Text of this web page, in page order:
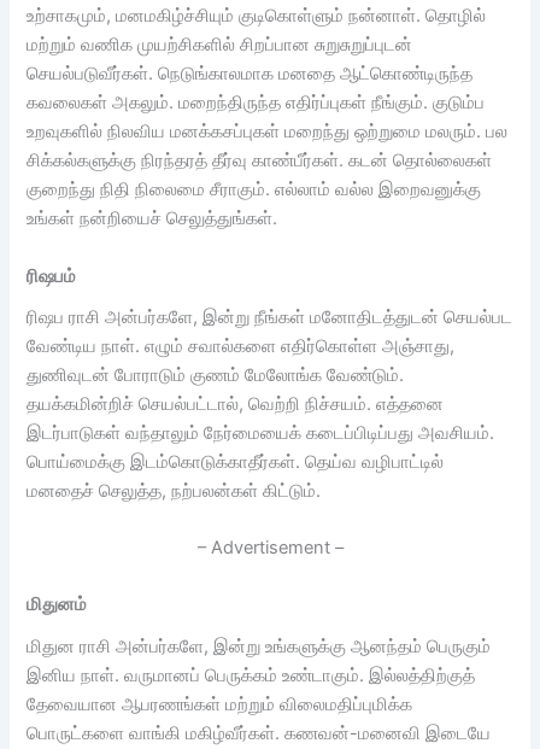
உற்சாகமும், மனமகிழ்ச்சியும் குடிகொள்ளும் நன்னாள். தொழில்
மற்றும் வணிக முயற்சிகளில் சிறப்பான சுறுசுறுப்புடன்
செயல்படுவீர்கள். நெடுங்காலமாக மனதை ஆட்கொண்டிருந்த
கவலைகள் அகலும். மறைந்திருந்த எதிர்ப்புகள் நீங்கும். குடும்ப
உறவுகளில் நிலவிய மனக்கசப்புகள் மறைந்து ஒற்றுமை மலரும். பல
சிக்கல்களுக்கு நிரந்தரத் தீர்வு காண்பீர்கள். கடன் தொல்லைகள்
குறைந்து நிதி நிலைமை சீராகும். எல்லாம் வல்ல இறைவனுக்கு
உங்கள் நன்றியைச் செலுத்துங்கள்.
ரிஷபம்
ரிஷப ராசி அன்பர்களே, இன்று நீங்கள் மனோதிடத்துடன் செயல்பட
வேண்டிய நாள். எழும் சவால்களை எதிர்கொள்ள அஞ்சாது,
துணிவுடன் போராடும் குணம் மேலோங்க வேண்டும்.
தயக்கமின்றிச் செயல்பட்டால், வெற்றி நிச்சயம். எத்தனை
இடர்பாடுகள் வந்தாலும் நேர்மையைக் கடைப்பிடிப்பது அவசியம்.
பொய்மைக்கு இடம்கொடுக்காதீர்கள். தெய்வ வழிபாட்டில்
மனதைச் செலுத்த, நற்பலன்கள் கிட்டும்.
– Advertisement –
மிதுனம்
மிதுன ராசி அன்பர்களே, இன்று உங்களுக்கு ஆனந்தம் பெருகும்
இனிய நாள். வருமானப் பெருக்கம் உண்டாகும். இல்லத்திற்குத்
தேவையான ஆபரணங்கள் மற்றும் விலைமதிப்புமிக்க
பொருட்களை வாங்கி மகிழ்வீர்கள். கணவன்-மனைவி இடையே